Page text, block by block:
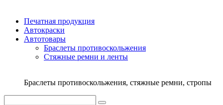
Печатная продукция
Автокраски
Автотовары
Браслеты противоскольжения
Стяжныe ремни и ленты
Браслеты противоскольжения, стяжные ремни, стропы